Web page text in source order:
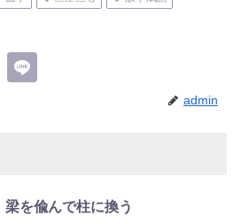
admin
梁を偸んで柱に換う